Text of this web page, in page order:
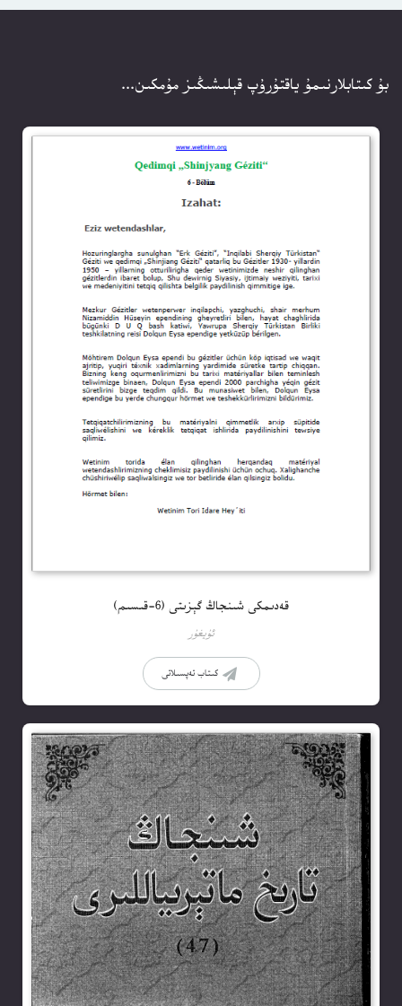
بۇ كىتابلارنىمۇ ياقتۇرۇپ قېلىشىڭىز مۇمكىن...
قەدىمكى شىنجاڭ گېزىتى (6-قىسىم)
ئۇيغۇر
كىتاب تەپسىلاتى